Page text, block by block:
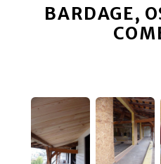
BARDAGE,